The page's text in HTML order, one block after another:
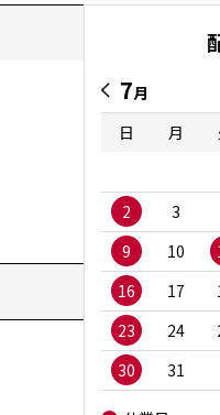
7月
日
月
2
3
9
10
16
17
23
24
30
31